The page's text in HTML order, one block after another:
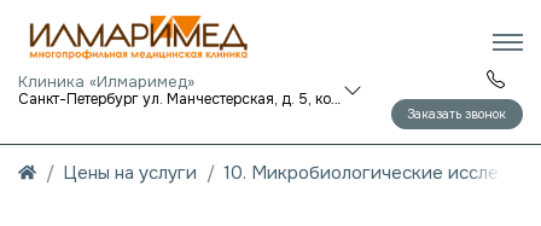
Клиника «Илмаримед»
Санкт-Петербург ул. Манчестерская, д. 5, корп. 1
Заказать звонок
Цены на услуги 10. Микробиологические